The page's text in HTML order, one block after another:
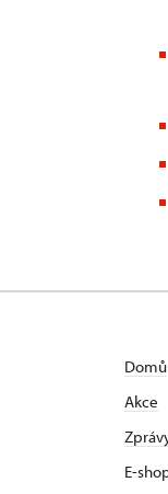
Domů
Akce
E-